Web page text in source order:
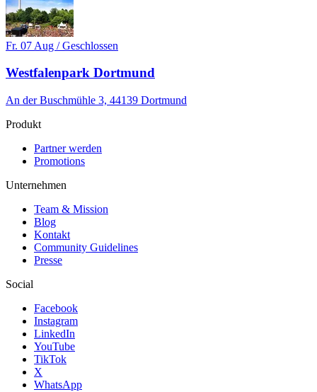
Fr. 07 Aug / Geschlossen
Westfalenpark Dortmund
An der Buschmühle 3, 44139 Dortmund
Produkt
Partner werden
Promotions
Unternehmen
Team & Mission
Blog
Kontakt
Community Guidelines
Presse
Social
Facebook
Instagram
LinkedIn
YouTube
TikTok
X
WhatsApp